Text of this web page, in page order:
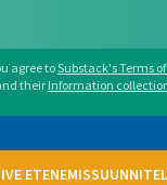
agree toSubstack's Terms of
their Information